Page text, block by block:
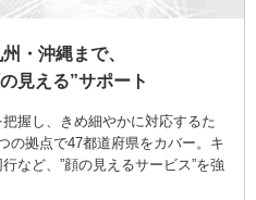
・沖縄まで、
見える”サポート
握し、きめ細やかに対応するた
の拠点で47都道府県をカバー。キ
など、”顔の見えるサービス”を強